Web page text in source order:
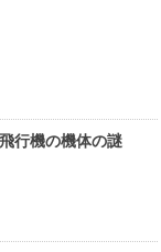
行機の機体の謎